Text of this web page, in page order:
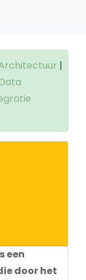
|
een
door het